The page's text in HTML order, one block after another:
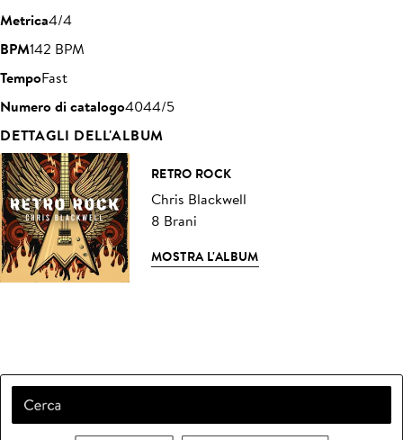
Metrica4/4
BPM142 BPM
TempoFast
Numero di catalogo4044/5
DETTAGLI DELL'ALBUM
RETRO ROCK
Chris Blackwell
8 Brani
MOSTRA L'ALBUM